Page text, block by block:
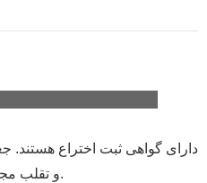
و تقلب مجاز نیست.